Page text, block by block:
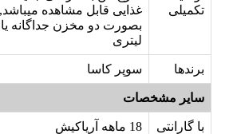
تکمیلی
غذایی قابل مشاهده میباشد,
لیتری
برندها سوپر کاسا
سایر مشخصات
با گارانتی